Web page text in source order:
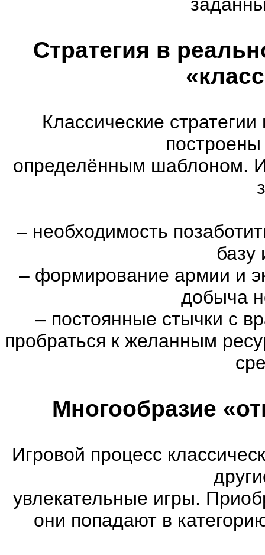
Стратегия в
Классические
построены
определённым шаблоном.
– необходимость
базу
–формирование армии и
добыча
– постоянные стычки с
пробраться к желанным
Многообразие
Игровой процесс
увлекательные игры.
они попадают в